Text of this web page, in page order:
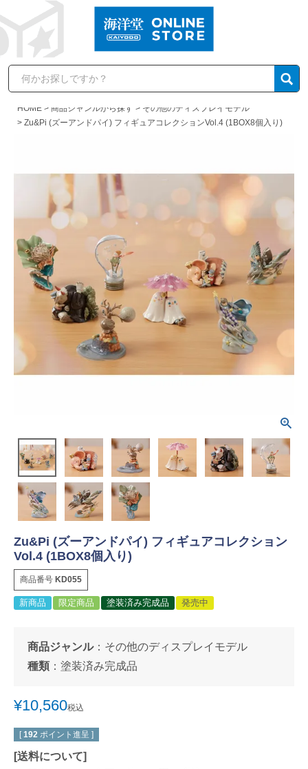
HOME 商品ジャンルから探す
その他のディスプレイモデル
Zu&Pi (ズーアンドパイ) フィギュアコレクションVol.4 (1BOX8個入り)
Zu&Pi (ズーアンドパイ) フィギュアコレクション
Vol.4 (1BOX8個入り)
商品番号 KD055
新商品 限定商品 塗装済み完成品 発売中
商品ジャンル： その他のディスプレイモデル
種類 ： 塗装済み完成品
¥10,560税込
[ 192 ポイント進呈 ]
[送料について]